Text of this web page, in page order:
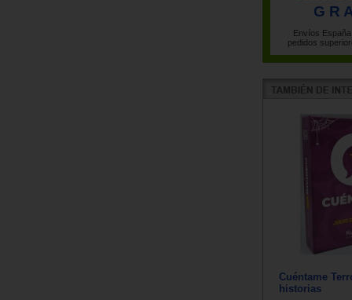
G R
Envíos
pedidos
Cuéntame
historias